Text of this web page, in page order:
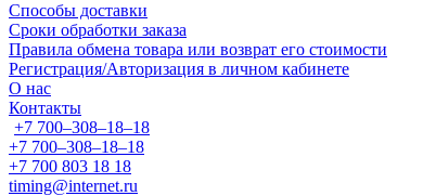
Способы доставки
Сроки обработки заказа
Правила обмена товара или возврат его стоимости
Регистрация/Авторизация в личном кабинете
О нас
Контакты
+7 700‒308‒18‒18
+7 700‒308‒18‒18
+7 700 803 18 18
timing@internet.ru